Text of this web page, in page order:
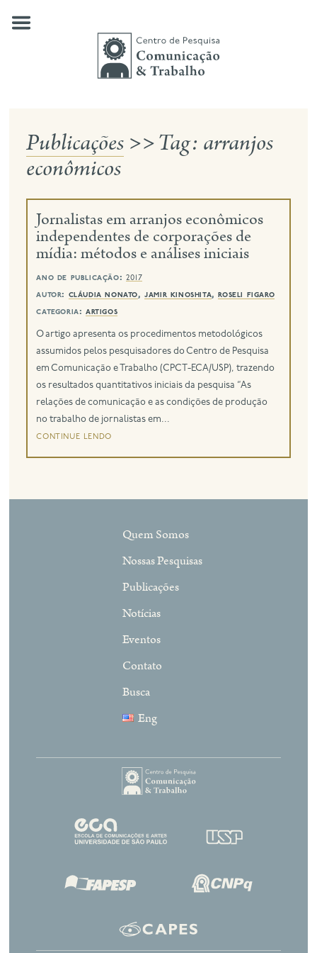
quem somos
nossas pesquisas
notícias
eventos
contato
eng
Publicações >>Tag: arranjos
econômicos
Jornalistas em arranjos econômicos
independentes de corporações de
mídia: métodos e análises iniciais
ano de publicação: 2017
autor: cláudia nonato,jamir kinoshita,roseli figaro
categoria: artigos
O artigo apresenta os procedimentos metodológicos
assumidos pelos pesquisadores do Centro de Pesquisa
em Comunicação e Trabalho (CPCT-ECA/USP), trazendo
os resultados quantitativos iniciais da pesquisa “As
relações de comunicação e as condições de produção
no trabalho de jornalistas em...
continue lendo
Quem Somos
Nossas Pesquisas
Publicações
Notícias
Eventos
Contato
Busca
Eng